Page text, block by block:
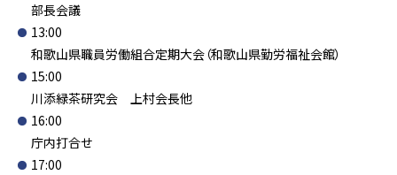
部長会議
13:00
和歌山県職員労働組合定期大会（和歌山県勤労福祉会館）
15:00
川添緑茶研究会 上村会長他
16:00
庁内打合せ
17:00